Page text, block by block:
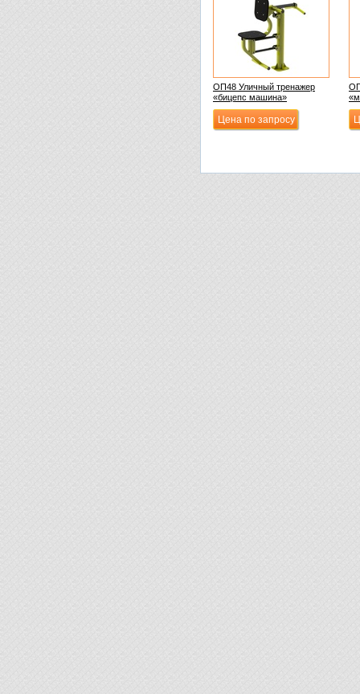
ОП48 Уличный тренажер
«бицепс машина»
Цена по запросу